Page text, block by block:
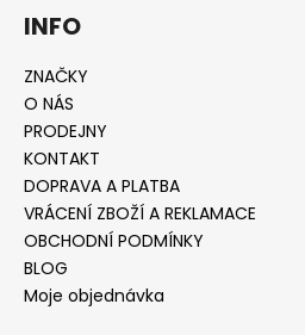
INFO
ZNAČKY
O NÁS
PRODEJNY
KONTAKT
DOPRAVA A PLATBA
VRÁCENÍ ZBOŽÍ A REKLAMACE
OBCHODNÍ PODMÍNKY
BLOG
Moje objednávka